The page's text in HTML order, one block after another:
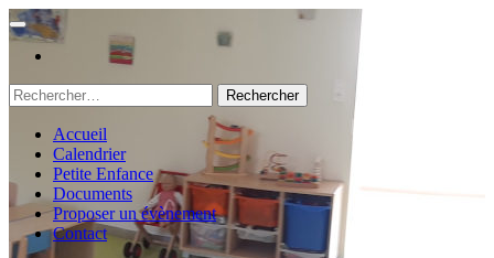
Rechercher :
Accueil
Calendrier
Petite Enfance
Documents
Proposer un évènement
Contact